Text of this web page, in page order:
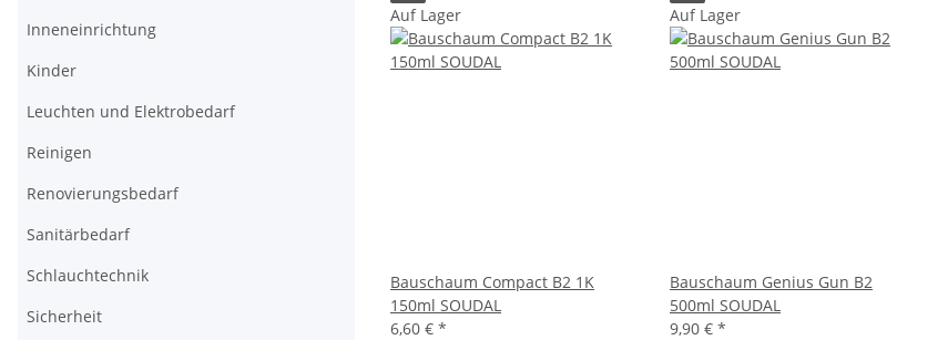
Auf Lager
Bauschaum Compact B2 1K
150ml SOUDAL
6,60 € *
Auf Lager
Bauschaum Genius Gun B2
500ml SOUDAL
9,90 € *
Inneneinrichtung
Kinder
Leuchten und Elektrobedarf
Reinigen
Renovierungsbedarf
Sanitärbedarf
Schlauchtechnik
Sicherheit